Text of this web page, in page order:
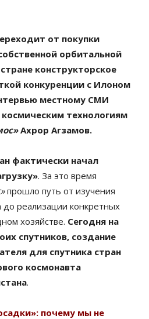
от покупки
орбитальной
конструкторское
конкуренции с Илоном
местному СМИ
космическим технологиям
Ахрор Агзамов.
фактически начал
. За это время
прошло путь от изучения
реализации конкретных
хозяйстве. Сегодня на
спутников, создание
для спутника стран
космонавта
.
почему мы не